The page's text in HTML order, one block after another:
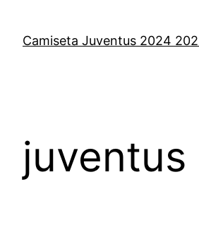
contenido
Camiseta Juventus 2024
juventus